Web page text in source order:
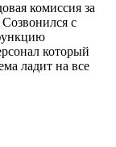
комиссия за
с
который
ладит на все